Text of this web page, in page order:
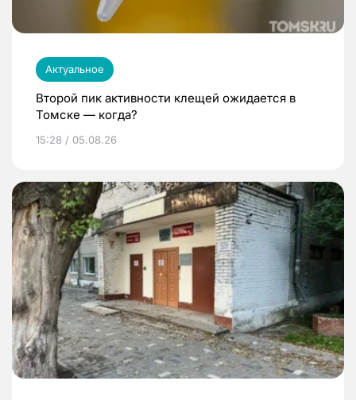
Актуальное
Второй пик активности клещей ожидается в
Томске — когда?
15:28 / 05.08.26